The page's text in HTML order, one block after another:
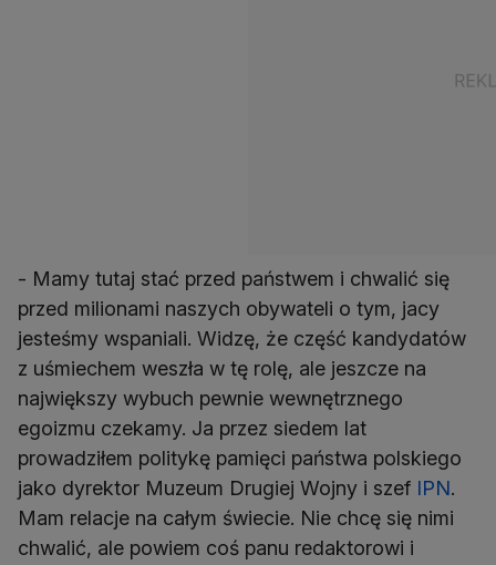
- Mamy tutaj stać przed państwem i chwalić się
przed milionami naszych obywateli o tym, jacy
jesteśmy wspaniali. Widzę, że część kandydatów
z uśmiechem weszła w tę rolę, ale jeszcze na
największy wybuch pewnie wewnętrznego
egoizmu czekamy. Ja przez siedem lat
prowadziłem politykę pamięci państwa polskiego
jako dyrektor Muzeum Drugiej Wojny i szef IPN.
Mam relacje na całym świecie. Nie chcę się nimi
chwalić, ale powiem coś panu redaktorowi i